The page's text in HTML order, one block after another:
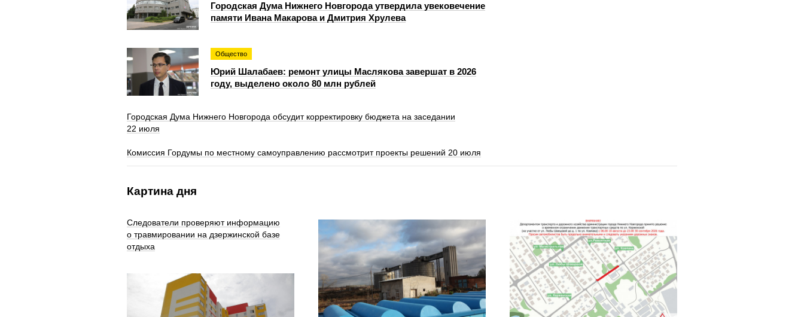
Городская Дума Нижнего Новгорода утвердила увековечение
памяти Ивана Макарова и Дмитрия Хрулева
Общество
Юрий Шалабаев: ремонт улицы Маслякова завершат в 2026
году, выделено около 80 млн рублей
Городская Дума Нижнего Новгорода обсудит корректировку бюджета на заседании
22 июля
Комиссия Гордумы по местному самоуправлению рассмотрит проекты решений 20 июля
Картина дня
Следователи проверяют информацию
о травмировании на дзержинской базе
отдыха